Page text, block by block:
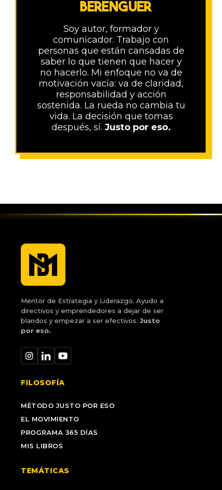
BERENGUER
Soy autor, formador y
comunicador. Trabajo con
personas que están cansadas de
saber lo que tienen que hacer y
no hacerlo. Mi enfoque no va de
motivación vacía: va de claridad,
responsabilidad y acción
sostenida. La rueda no cambia tu
vida. La decisión que tomas
después, sí. Justo por eso.
Mentor de Estrategia y Liderazgo. Ayudo a
directivos y emprendedores a dejar de ser
blandos y empezar a ser efectivos.Justo
por eso.
FILOSOFÍA
MÉTODO JUSTO POR ESO
EL MOVIMIENTO
PROGRAMA 365 DÍAS
MIS LIBROS
TEMÁTICAS